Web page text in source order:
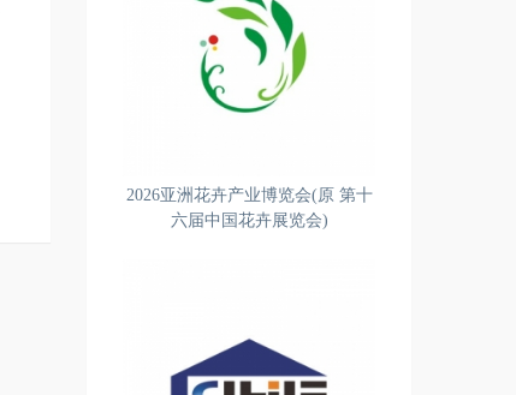
2026亚洲花卉产业博览会(原 第十
六届中国花卉展览会)